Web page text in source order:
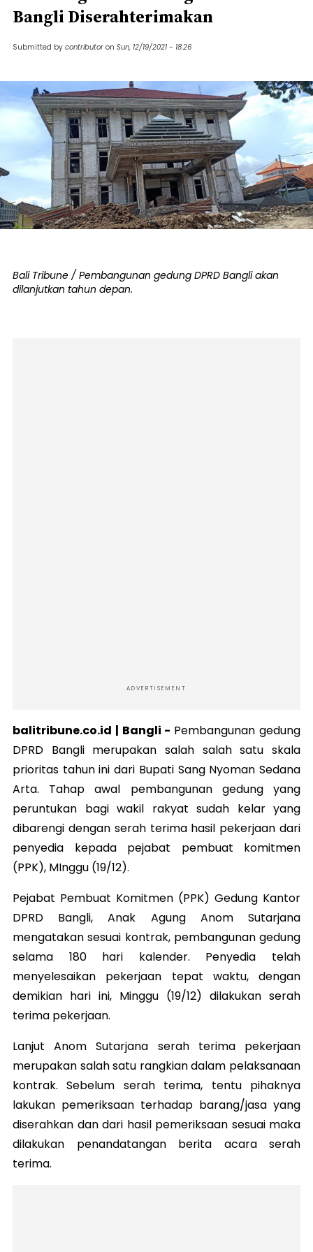
Bangli Diserahterimakan
Submitted by contributor on Sun, 12/19/2021 - 18:26
Bali Tribune / Pembangunan gedung DPRD Bangli akan
dilanjutkan tahun depan.
ADVERTISEMENT
balitribune.co.id | Bangli - Pembangunan gedung
DPRD Bangli merupakan salah salah satu skala
prioritas tahun ini dari Bupati Sang Nyoman Sedana
Arta. Tahap awal pembangunan gedung yang
peruntukan bagi wakil rakyat sudah kelar yang
dibarengi dengan serah terima hasil pekerjaan dari
penyedia kepada pejabat pembuat komitmen
(PPK), MInggu (19/12).
Pejabat Pembuat Komitmen (PPK) Gedung Kantor
DPRD Bangli, Anak Agung Anom Sutarjana
mengatakan sesuai kontrak, pembangunan gedung
selama 180 hari kalender. Penyedia telah
menyelesaikan pekerjaan tepat waktu, dengan
demikian hari ini, Minggu (19/12) dilakukan serah
terima pekerjaan.
Lanjut Anom Sutarjana serah terima pekerjaan
merupakan salah satu rangkian dalam pelaksanaan
kontrak. Sebelum serah terima, tentu pihaknya
lakukan pemeriksaan terhadap barang/jasa yang
diserahkan dan dari hasil pemeriksaan sesuai maka
dilakukan penandatangan berita acara serah
terima.